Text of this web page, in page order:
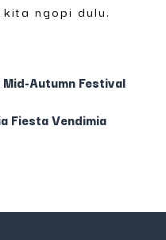
ngopi dulu.
Mid-Autumn Festival
Fiesta Vendimia